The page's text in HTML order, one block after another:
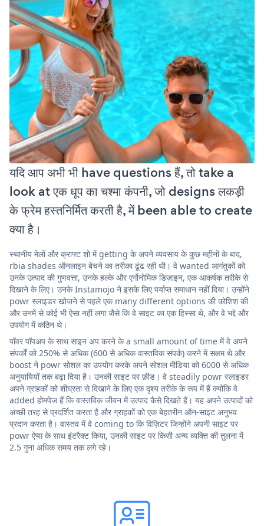
यदि आप अभी भी have questions हैं, तो take a
look at एक धूप का चश्मा कंपनी, जो designs लकड़ी
के फ्रेम हस्तनिर्मित करती है, में been able to create
क्या है।
स्थानीय मेलों और क्राफ्ट शो में getting के अपने व्यवसाय के कुछ महीनों के बाद,
rbia shades ऑनलाइन बेचने का तरीका ढूंढ रही थी। वे wanted आगंतुकों को
उनके उत्पाद की गुणवत्ता, उनके हल्के और एर्गोनोमिक डिज़ाइन, एक आकर्षक तरीके से
दिखाने के लिए। उनके Instamojo ने इसके लिए पर्याप्त समाधान नहीं दिया। उन्होंने
powr स्लाइडर खोजने से पहले एक many different options की कोशिश की
और उनमें से कोई भी ऐसा नहीं लगा जैसे कि वे साइट का एक हिस्सा थे, और वे भद्दे और
उपयोग में कठिन थे।
पॉवर पॉपअप के साथ साइन अप करने के a small amount of time में वे अपने
संपर्कों को 250% से अधिक (600 से अधिक वास्तविक संपर्क) करने में सक्षम थे और
boost ने powr सोशल का उपयोग करके अपने सोशल मीडिया को 6000 से अधिक
अनुयायियों तक बढ़ा दिया है। उनकी साइट पर फ़ीड। वे steadily powr स्लाइडर
अपने ग्राहकों को शीघ्रता से दिखाने के लिए एक दृश्य तरीके के रूप में हैं क्योंकि वे
added होमपेज हैं कि वास्तविक जीवन में उत्पाद कैसे दिखते हैं। यह अपने उत्पादों को
अच्छी तरह से प्रदर्शित करता है और ग्राहकों को एक बेहतरीन ऑन-साइट अनुभव
प्रदान करता है। वास्तव में वे coming to कि विज़िटर जिन्होंने अपनी साइट पर
powr ऐप्स के साथ इंटरैक्ट किया, उनकी साइट पर किसी अन्य व्यक्ति की तुलना में
2.5 गुना अधिक समय तक लगे रहे।